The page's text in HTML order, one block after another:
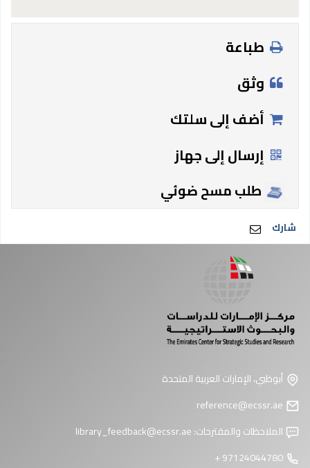
طباعة
وثق
أضف إلى سلتك
إرسال إلى جهاز
طلب مسح ضوئي
شارك
أبوظبي، الإمارات العربية المتحدة
الملاحظات والمقترحات:library_feedback@ecssr.ae